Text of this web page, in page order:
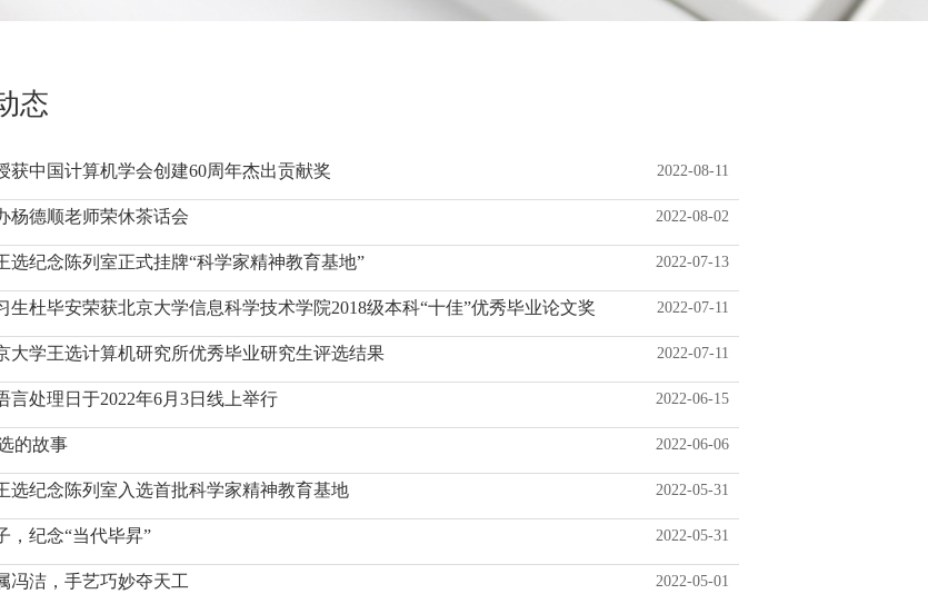
态
2022-08-11
获中国计算机学会创建60周年杰出贡献奖
2022-08-02
杨德顺老师荣休茶话会
2022-07-13
选纪念陈列室正式挂牌“科学家精神教育基地”
2022-07-11
生杜毕安荣获北京大学信息科学技术学院2018级本科“十佳”优秀毕业论文奖
2022-07-11
大学王选计算机研究所优秀毕业研究生评选结果
2022-06-15
言处理日于2022年6月3日线上举行
2022-06-06
的故事
2022-05-31
选纪念陈列室入选首批科学家精神教育基地
2022-05-31
，纪念“当代毕昇”
2022-05-01
冯洁，手艺巧妙夺天工